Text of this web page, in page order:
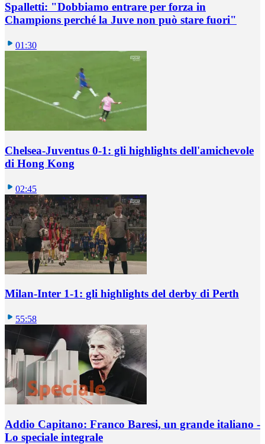
Spalletti: "Dobbiamo entrare per forza in
Champions perché la Juve non può stare fuori"
01:30
Chelsea-Juventus 0-1: gli highlights dell'amichevole
di Hong Kong
02:45
Milan-Inter 1-1: gli highlights del derby di Perth
55:58
Addio Capitano: Franco Baresi, un grande italiano -
Lo speciale integrale